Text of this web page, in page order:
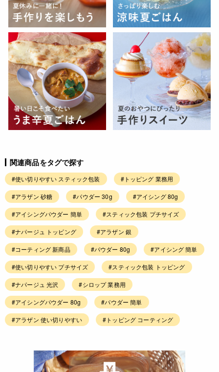
関連商品をタグで探す
#使い切りやすい スティック包装 #トッピング 業務用
#アラザン 砂糖 #パウダー 30g #アイシング 80g
#アイシングパウダー 簡単 #スティック包装 プチサイズ
#ナパージュ トッピング #アラザン 銀
#コーティング 新商品 #パウダー 80g #アイシング 簡単
#使い切りやすい プチサイズ #スティック包装 トッピング
#ナパージュ 光沢 #シロップ 業務用
#アイシングパウダー 80g #パウダー 簡単
#アラザン 使い切りやすい #トッピング コーティング